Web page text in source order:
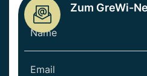
Zum GreWi-